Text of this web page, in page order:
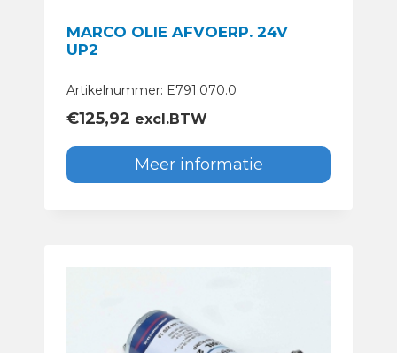
MARCO OLIE AFVOERP. 24V
UP2
Artikelnummer: E791.070.0
€125,92 excl.BTW
Meer informatie